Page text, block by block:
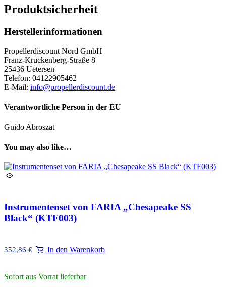
Produktsicherheit
Herstellerinformationen
Propellerdiscount Nord GmbH
Franz-Kruckenberg-Straße 8
25436 Uetersen
Telefon: 04122905462
E-Mail: info@propellerdiscount.de
Verantwortliche Person in der EU
Guido Abroszat
You may also like…
Instrumentenset von FARIA „Chesapeake SS
Black“ (KTF003)
352,86 € In den Warenkorb
Sofort aus Vorrat lieferbar